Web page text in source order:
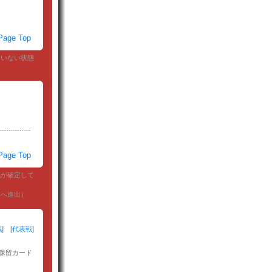
Top
ない状態
Top
確定して
進出）
] [代表戦]
留カード